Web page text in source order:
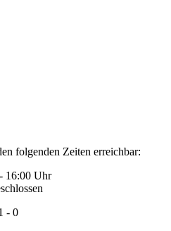
folgenden Zeiten erreichbar:
16:00 Uhr
- 0